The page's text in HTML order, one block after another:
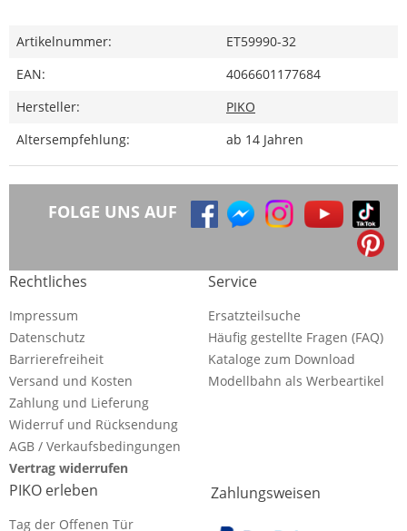
Artikelnummer:
ET59990-32
EAN:
4066601177684
Hersteller:
PIKO
Altersempfehlung:
ab 14 Jahren
FOLGE UNS AUF
Rechtliches
Impressum
Datenschutz
Barrierefreiheit
Versand und Kosten
Zahlung und Lieferung
Widerruf und Rücksendung
AGB / Verkaufsbedingungen
Vertrag widerrufen
Service
Ersatzteilsuche
Häufig gestellte Fragen (FAQ)
Kataloge zum Download
Modellbahn als Werbeartikel
PIKO erleben
Tag der Offenen Tür
Zahlungsweisen